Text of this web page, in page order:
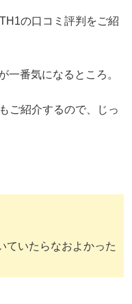
の口コミ評判をご紹
一番気になるところ。
ご紹介するので、じっ
ていたらなおよかった